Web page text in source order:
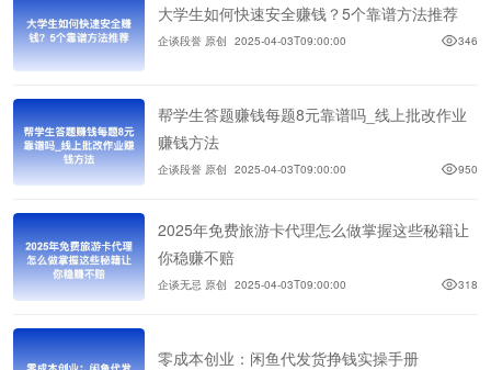
大学生如何快速安全赚钱？5个靠谱方法推荐
企谈段誉 原创 2025-04-03T09:00:00 346
帮学生答题赚钱每题8元靠谱吗_线上批改作业
赚钱方法
企谈段誉 原创 2025-04-03T09:00:00 950
2025年免费旅游卡代理怎么做掌握这些秘籍让
你稳赚不赔
企谈无忌 原创 2025-04-03T09:00:00 318
零成本创业：闲鱼代发货挣钱实操手册